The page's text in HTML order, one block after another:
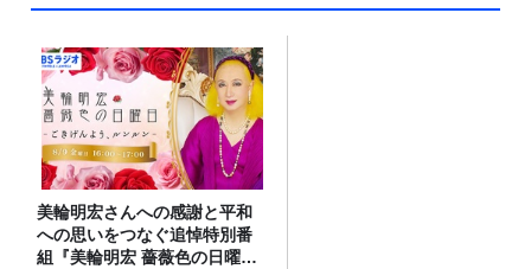
美輪明宏さんへの感謝と平和
への思いをつなぐ追悼特別番
組『美輪明宏 薔薇色の日曜日